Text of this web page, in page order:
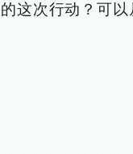
这次行动？可以